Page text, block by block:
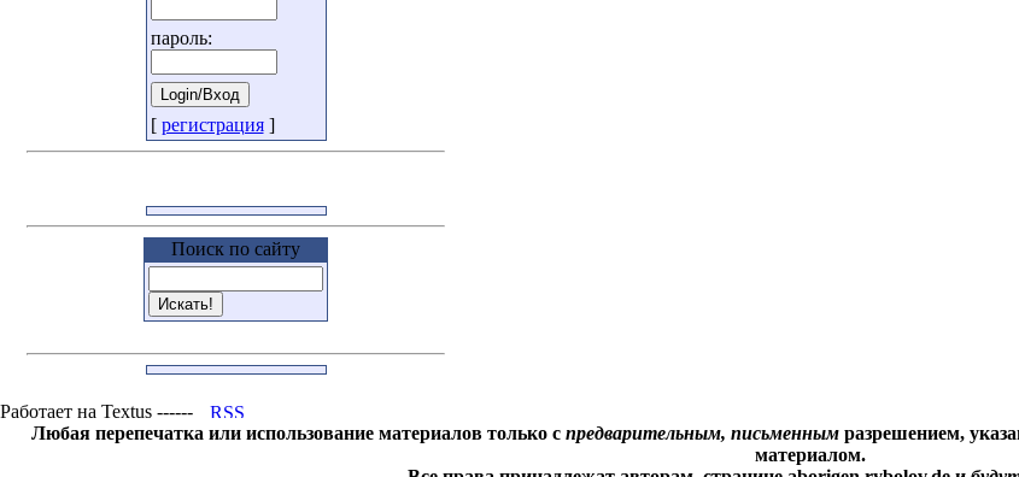
пароль:
[ регистрация]
Поиск по сайту
Работает на Textus ------
Любая перепечатка или использование материалов только с предварительным, письменнымразрешением,
материалом.